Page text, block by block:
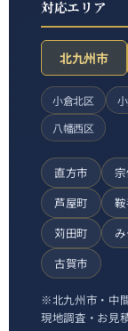
対応エリア
北九州市
小倉北区
八幡西区
直方市
芦屋町
苅田町
古賀市
※北九州市・中
現地調査・お見